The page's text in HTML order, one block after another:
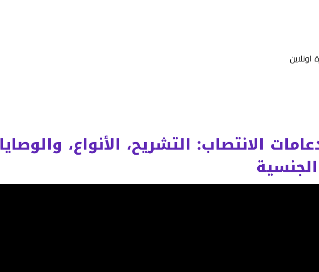
الانتصاب: التشريح، الأنواع، والوصايا